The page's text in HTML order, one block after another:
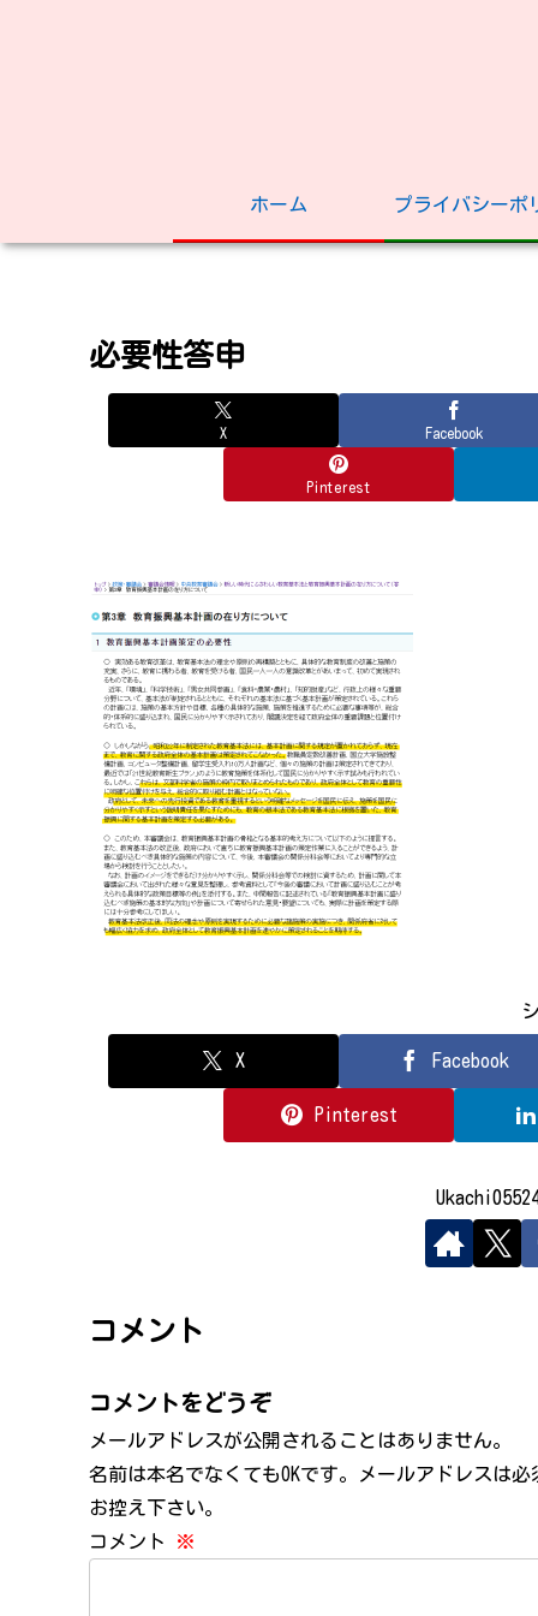
ホーム プライバシーポ
必要性答申
X Facebook
Pinterest
X Facebook
Pinterest
コメント
コメントをどうぞ
メールアドレスが公開されることはありません。
名前は本名でなくてもOKです。メールアドレスは
お控え下さい。
コメント
※